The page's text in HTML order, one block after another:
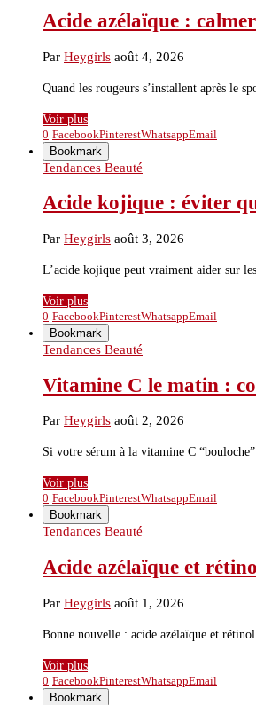
Acide azélaïque :
Par Heygirls août 4, 2026
Quand les rougeurs s’installent après le
Voir plus
0 FacebookPinterestWhatsappEmail
Bookmark
Tendances Beauté
Acide kojique : éviter
Par Heygirls août 3, 2026
L’acide kojique peut vraiment aider sur
Voir plus
0 FacebookPinterestWhatsappEmail
Bookmark
Tendances Beauté
Vitamine C le matin :
Par Heygirls août 2, 2026
Si votre sérum à la vitamine C
Voir plus
0 FacebookPinterestWhatsappEmail
Bookmark
Tendances Beauté
Acide azélaïque et
Par Heygirls août 1, 2026
Bonne nouvelle : acide azélaïque et
Voir plus
0 FacebookPinterestWhatsappEmail
Bookmark